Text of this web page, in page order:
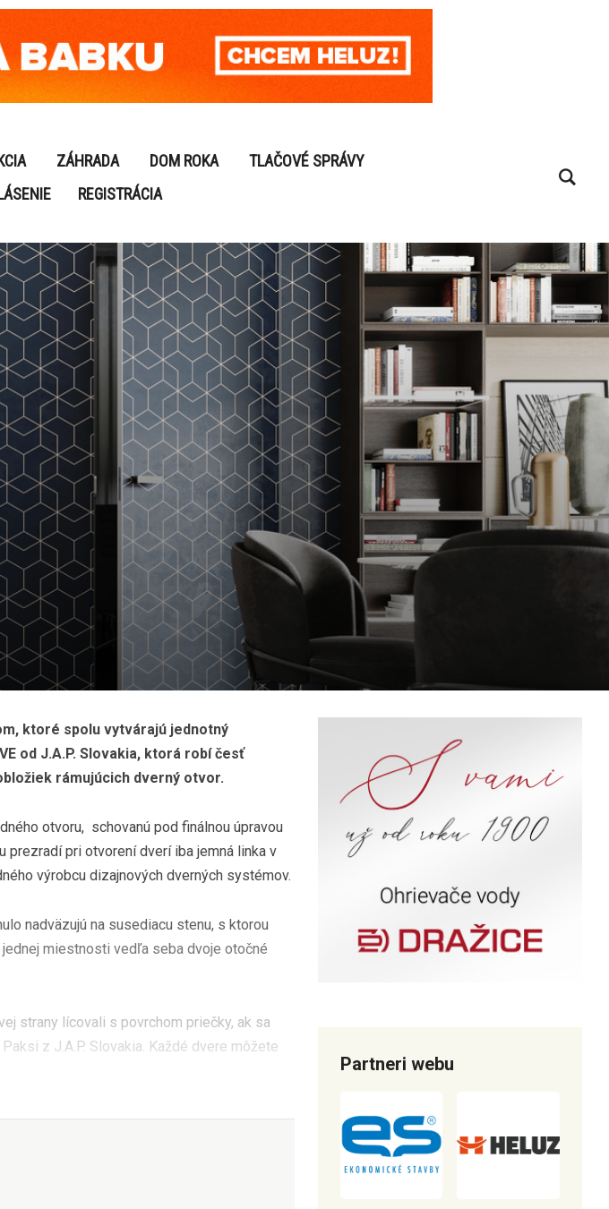
ZÁHRADA DOM ROKA
TLAČOVÉ SPRÁVY
REGISTRÁCIA
ktoré spolu vytvárajú jednotný
od J.A.P. Slovakia, ktorá robí česť
rámujúcich dverný otvor.
otvoru, schovanú pod finálnou úpravou
prezradí pri otvorení dverí iba jemná linka v
výrobcu dizajnových dverných systémov.
nadväzujú na susediacu stenu, s ktorou
miestnosti vedľa seba dvoje otočné
strany lícovali s povrchom priečky, ak sa
z J.A.P. Slovakia. Každé dvere môžete
Partneri webu